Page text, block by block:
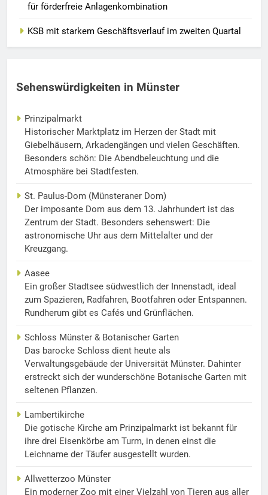
für förderfreie Anlagenkombination
KSB mit starkem Geschäftsverlauf im zweiten Quartal
Sehenswürdigkeiten in Münster
Prinzipalmarkt
Historischer Marktplatz im Herzen der Stadt mit
Giebelhäusern, Arkadengängen und vielen Geschäften.
Besonders schön: Die Abendbeleuchtung und die
Atmosphäre bei Stadtfesten.
St. Paulus-Dom (Münsteraner Dom)
Der imposante Dom aus dem 13. Jahrhundert ist das
Zentrum der Stadt. Besonders sehenswert: Die
astronomische Uhr aus dem Mittelalter und der
Kreuzgang.
Aasee
Ein großer Stadtsee südwestlich der Innenstadt, ideal
zum Spazieren, Radfahren, Bootfahren oder Entspannen.
Rundherum gibt es Cafés und Grünflächen.
Schloss Münster & Botanischer Garten
Das barocke Schloss dient heute als
Verwaltungsgebäude der Universität Münster. Dahinter
erstreckt sich der wunderschöne Botanische Garten mit
seltenen Pflanzen.
Lambertikirche
Die gotische Kirche am Prinzipalmarkt ist bekannt für
ihre drei Eisenkörbe am Turm, in denen einst die
Leichname der Täufer ausgestellt wurden.
Allwetterzoo Münster
Ein moderner Zoo mit einer Vielzahl von Tieren aus aller